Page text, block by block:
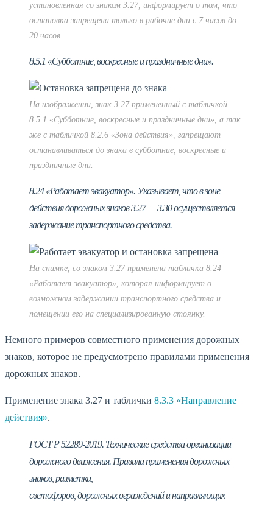
установленная со знаком 3.27, информирует о том, что
остановка запрещена только в рабочие дни с 7 часов до
20 часов.
8.5.1 «Субботние, воскресные и праздничные дни».
На изображении, знак 3.27 примененный с табличкой
8.5.1 «Субботние, воскресные и праздничные дни», а так
же с табличкой 8.2.6 «Зона действия», запрещают
останавливаться до знака в субботние, воскресные и
праздничные дни.
8.24 «Работает эвакуатор». Указывает, что в зоне
действия дорожных знаков 3.27 — 3.30 осуществляется
задержание транспортного средства.
На снимке, со знаком 3.27 применена табличка 8.24
«Работает эвакуатор», которая информирует о
возможном задержании транспортного средства и
помещении его на специализированную стоянку.
Немного примеров совместного применения дорожных
знаков, которое не предусмотрено правилами применения
дорожных знаков.
Применение знака 3.27 и таблички 8.3.3 «Направление
действия».
ГОСТ Р 52289-2019. Технические средства организации
дорожного движения. Правила применения дорожных
знаков, разметки,
светофоров, дорожных ограждений и направляющих